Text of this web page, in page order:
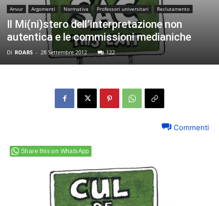
Anvur Argomenti Normativa Professori universitari Reclutamento
Il Mi(ni)stero dell’interpretazione non
autentica e le commissioni medianiche
Di ROARS - 28 Settembre 2012 122
Commenti
Share this on WhatsApp